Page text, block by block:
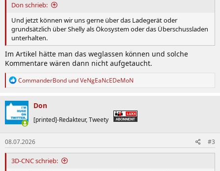
Don schrieb:
Und jetzt können wir uns gerne über das Ladegerät oder
grundsätzlich über Shelly als Ökosystem oder das Überschussladen
unterhalten.
Im Artikel hätte man das weglassen können und solche
Kommentare wären dann nicht aufgetaucht.
R
k
t
i
o
n
e
n
:
CommanderBond undVeNgEaNcEDeMoN
Don
[printed]-Redakteur, Tweety
08.07.2026 #3
3D-CNC schrieb: